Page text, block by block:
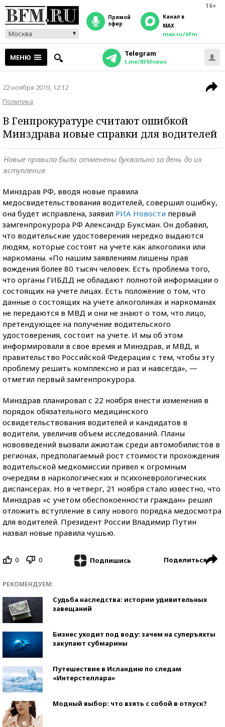
16+
Москва
прямой
эфир
Канал в
MAX
max.ru/bfm
МЕНЮ Telegram
t.me/BFMnews
22 ноября 2019, 12:12
Политика
В Генпрокуратуре считают ошибкой
Минздрава новые справки для водителей
Новые правила были отменены буквально за день до их
вступления
Минздрав РФ, вводя новые правила
медосвидетельствования водителей, совершил ошибку,
она будет исправлена, заявил РИА Новости первый
замгенпрокурора РФ Александр Буксман. Он добавил,
что водительские удостоверения нередко выдаются
людям, которые состоят на учете как алкоголики или
наркоманы. «По нашим заявлениям лишены прав
вождения более 80 тысяч человек. Есть проблема того,
что органы ГИБДД не обладают полнотой информации о
состоящих на учете лицах. Есть положение о том, что
данные о состоящих на учете алкоголиках и наркоманах
не передаются в МВД и они не знают о том, что лицо,
претендующее на получение водительского
удостоверения, состоит на учете. И мы об этом
информировали в свое время и Минздрав, и МВД, и
правительство Российской Федерации с тем, чтобы эту
проблему решить комплексно и раз и навсегда», —
отметил первый замгенпрокурора.
Минздрав планировал с 22 ноября внести изменения в
порядок обязательного медицинского
освидетельствования водителей и кандидатов в
водители, увеличив объем исследований. Планы
нововведений вызвали ажиотаж среди автомобилистов в
регионах, предполагаемый рост стоимости прохождения
водительской медкомиссии привел к огромным
очередям в наркологических и психоневрологических
диспансерах. Но в четверг, 21 ноября стало известно, что
Минздрав «с учетом обеспокоенности граждан» решил
отложить вступление в силу нового порядка медосмотра
для водителей. Президент России Владимир Путин
назвал новые правила чушью.
0 0 Подпишись Поделиться
РЕКОМЕНДУЕМ:
Судьба наследства: истории удивительных
завещаний
Бизнес уходит под воду: зачем на суперъяхты
закупают субмарины
Путешествие в Исландию по следам
«Интерстеллара»
Модный выбор: что взять с собой в отпуск?